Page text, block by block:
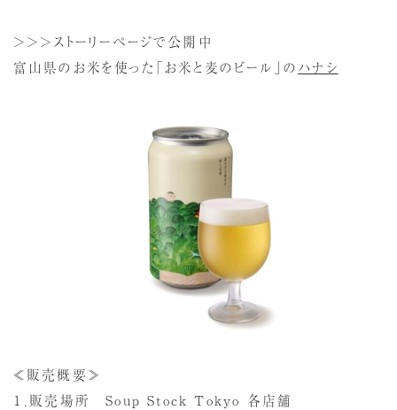
＞＞＞ストーリーページで公開中
富山県のお米を使った「お米と麦のビール」のハナシ
≪販売概要≫
１．販売場所 Soup Stock Tokyo 各店舗